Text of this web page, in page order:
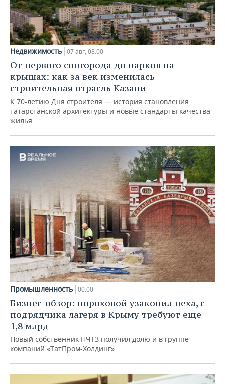
Недвижимость 07 авг, 08:00
От первого соцгорода до парков на
крышах: как за век изменилась
строительная отрасль Казани
К 70-летию Дня строителя — история становления
татарстанской архитектуры и новые стандарты качества
жилья
Промышленность 00:00
Бизнес-обзор: пороховой узаконил цеха, с
подрядчика лагеря в Крыму требуют еще
1,8 млрд
Новый собственник НЧТЗ получил долю и в группе
компаний «ТатПром-Холдинг»